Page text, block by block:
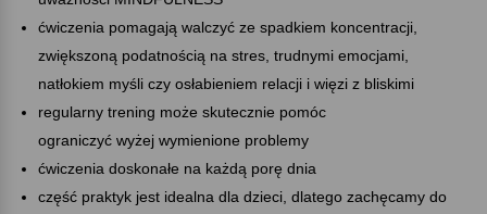
ćwiczenia pomagają walczyć ze spadkiem koncentracji,
zwiększoną podatnością na stres, trudnymi emocjami,
natłokiem myśli czy osłabieniem relacji i więzi z bliskimi
regularny trening może skutecznie pomóc
ograniczyć wyżej wymienione problemy
ćwiczenia doskonałe na każdą porę dnia
część praktyk jest idealna dla dzieci, dlatego zachęcamy do